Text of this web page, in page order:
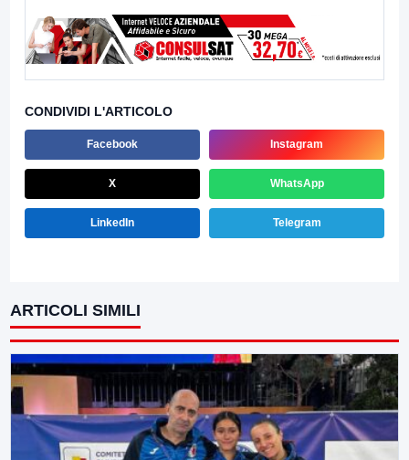
CONDIVIDI L'ARTICOLO
Facebook Instagram
X WhatsApp
LinkedIn Telegram
ARTICOLI SIMILI